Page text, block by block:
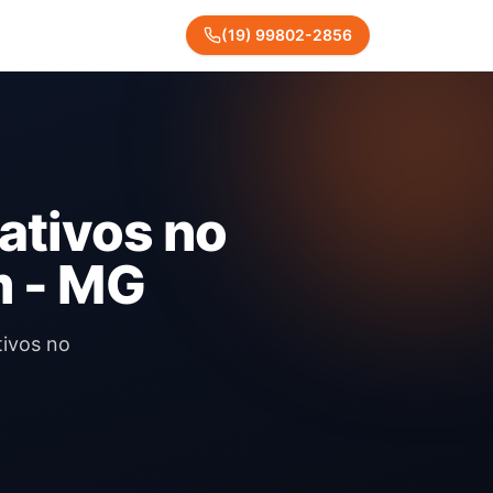
(19) 99802-2856
no
- MG
no